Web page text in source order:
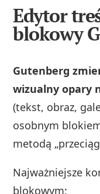
Edytor
blokowy
Gutenberg
wizualny opary
(tekst, obraz,
osobnym
metodą
Najważniejsze
blokowym: